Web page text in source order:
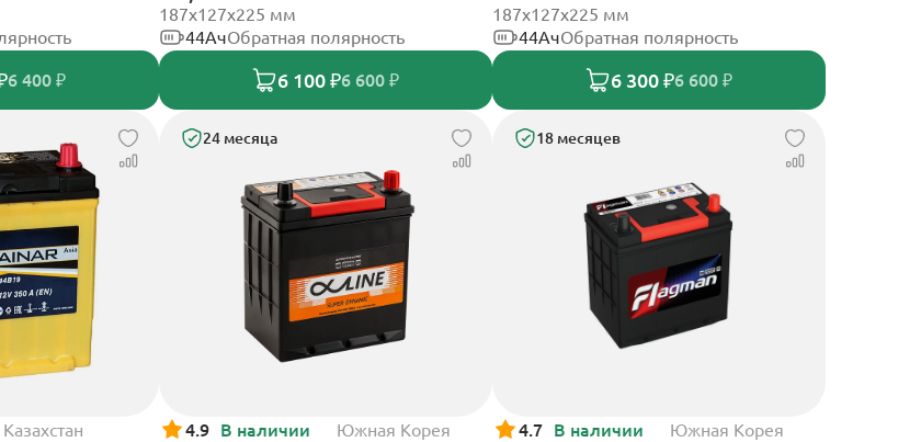
6 400 ₽
187x127x225 мм
44АчОбратная полярность
6 100 ₽6 600 ₽
187x127x225 мм
44АчОбратная полярность
6 300 ₽6 600 ₽
Казахстан
24 месяца
4.9 В наличии Южная Корея
18 месяцев
4.7 В наличии Южная Корея